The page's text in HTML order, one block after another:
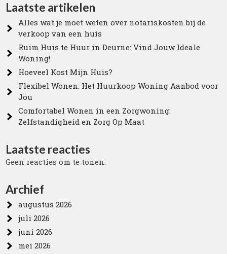
Laatste artikelen
Alles wat je moet weten over notariskosten bij de
verkoop van een huis
Ruim Huis te Huur in Deurne: Vind Jouw Ideale
Woning!
Hoeveel Kost Mijn Huis?
Flexibel Wonen: Het Huurkoop Woning Aanbod voor
Jou
Comfortabel Wonen in een Zorgwoning:
Zelfstandigheid en Zorg Op Maat
Laatste reacties
Geen reacties om te tonen.
Archief
augustus 2026
juli 2026
juni 2026
mei 2026